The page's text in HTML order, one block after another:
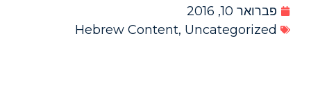
פברואר 10, 2016
Hebrew Content, Uncategorized